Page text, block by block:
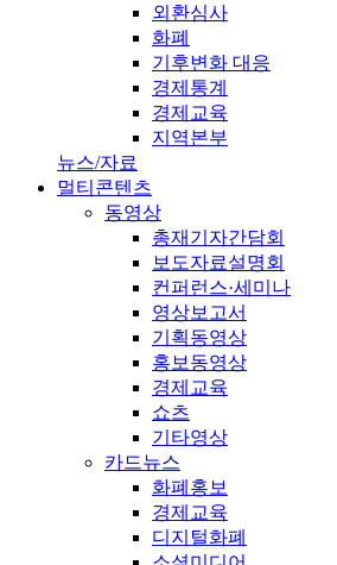
외환심사
화폐
기후변화 대응
경제통계
경제교육
지역본부
뉴스/자료
멀티콘텐츠
동영상
총재기자간담회
보도자료설명회
컨퍼런스·세미나
영상보고서
기획동영상
홍보동영상
경제교육
쇼츠
기타영상
카드뉴스
화폐홍보
경제교육
디지털화폐